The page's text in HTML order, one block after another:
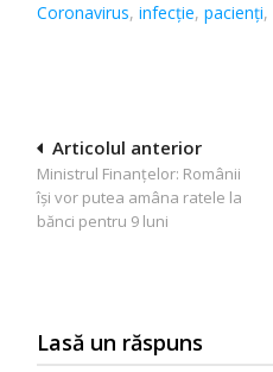
Coronavirus,infecție,pacienţi,
Navigare
în
articole
Articolul anterior
Ministrul Finanțelor: Românii
își vor putea amâna ratele la
bănci pentru 9 luni
Lasă un răspuns